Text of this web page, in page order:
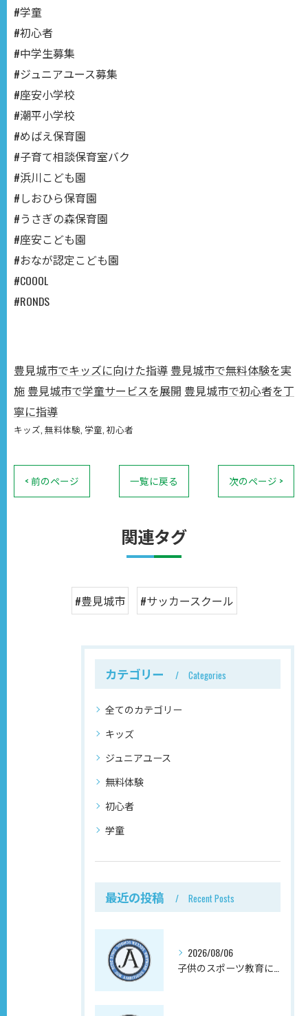
#学童
#初心者
#中学生募集
#ジュニアユース募集
#座安小学校
#潮平小学校
#めばえ保育園
#子育て相談保育室バク
#浜川こども園
#しおひら保育園
#うさぎの森保育園
#座安こども園
#おなが認定こども園
#COOOL
#RONDS
豊見城市でキッズに向けた指導 豊見城市で無料体験を実
施 豊見城市で学童サービスを展開 豊見城市で初心者を丁
寧に指導
キッズ 無料体験 学童 初心者
< 前のページ 一覧に戻る 次のページ >
関連タグ
#豊見城市 #サッカースクール
カテゴリー Categories
全てのカテゴリー
キッズ
ジュニアユース
無料体験
初心者
学童
最近の投稿 Recent Posts
2026/08/06